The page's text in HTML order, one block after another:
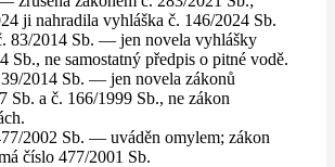
ji nahradila vyhláška č. 146/2024 Sb.
83/2014 Sb. — jen novela vyhlášky
Sb., ne samostatný předpis o pitné vodě.
2014 Sb. — jen novela zákonů
Sb. a č. 166/1999 Sb., ne zákon
2002 Sb. — uváděn omylem; zákon
číslo 477/2001 Sb.